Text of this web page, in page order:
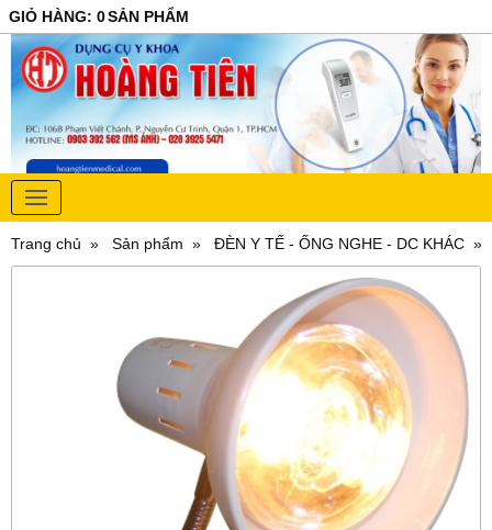
GIỎ HÀNG: 0SẢN PHẨM
Trang chủ Sản phẩm ĐÈN Y TẾ - ỐNG NGHE - DC KHÁC